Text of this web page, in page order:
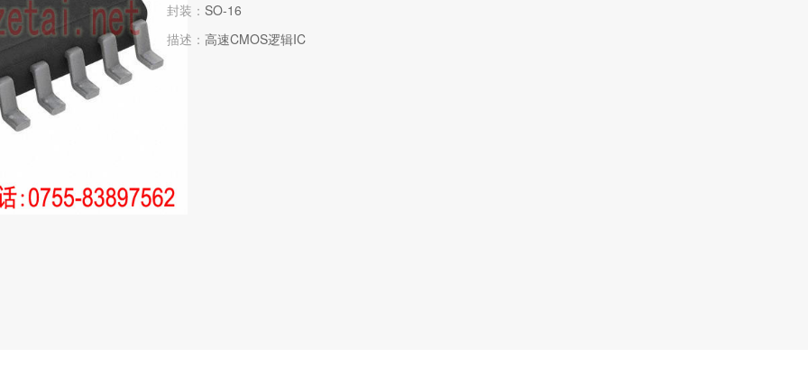
封装： SO-16
描述： 高速CMOS逻辑IC